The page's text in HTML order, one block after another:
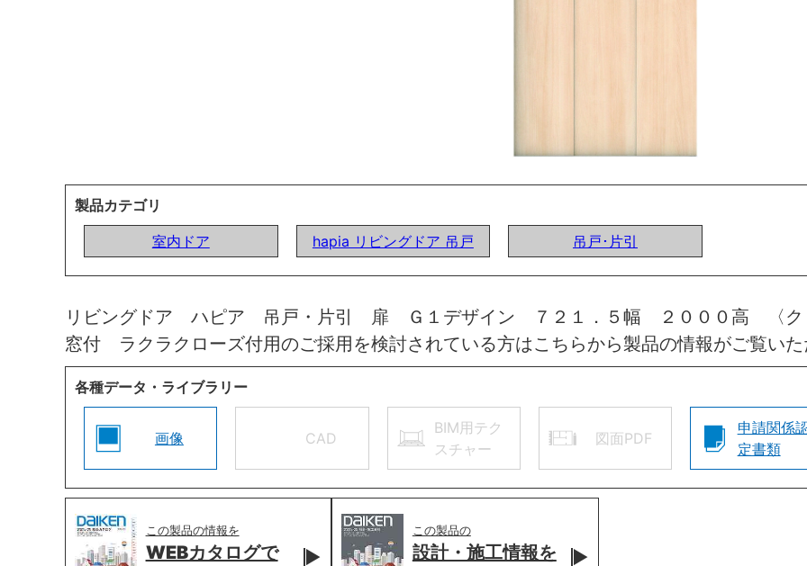
製品カテゴリ
室内ドア
hapia リビングドア 吊戸 吊戸･片引
リビングドア ハピア 吊戸・片引 扉 Ｇ１デザイン ７２１．５幅 ２０００高 〈
窓付 ラクラクローズ付用のご採用を検討されている方はこちらから製品の情報がご覧いた
各種データ・ライブラリー
画像 CAD
BIM用テク
スチャー
図面PDF
申請関係
定書類
この製品の情報を
WEBカタログで
この製品の
設計・施工情報を